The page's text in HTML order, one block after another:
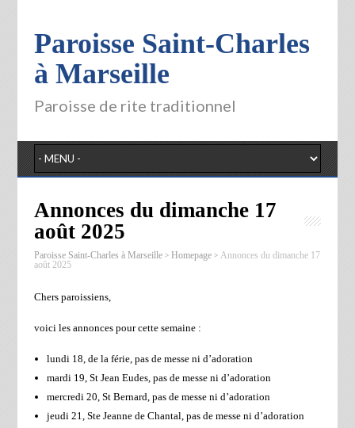
Paroisse Saint-Charles
à Marseille
Paroisse de rite traditionnel
Annonces du dimanche 17
août 2025
Paroisse Saint-Charles à Marseille> Homepage> Annonces du dimanche 17
août 2025
Chers paroissiens,
voici les annonces pour cette semaine :
lundi 18, de la férie, pas de messe ni d’adoration
mardi 19, St Jean Eudes, pas de messe ni d’adoration
mercredi 20, St Bernard, pas de messe ni d’adoration
jeudi 21, Ste Jeanne de Chantal, pas de messe ni d’adoration